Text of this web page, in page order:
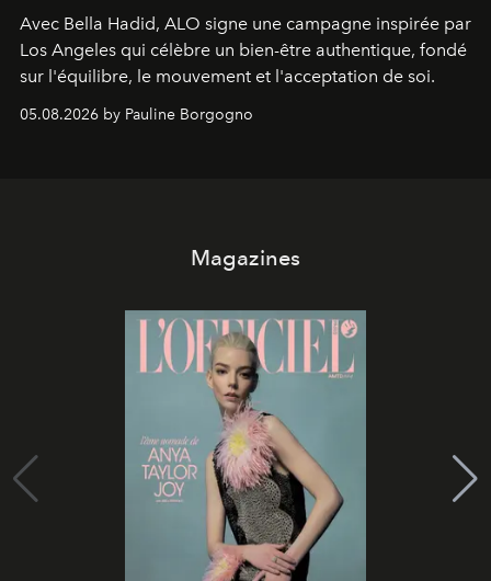
Avec Bella Hadid, ALO signe une campagne inspirée par
Los Angeles qui célèbre un bien-être authentique, fondé
sur l'équilibre, le mouvement et l'acceptation de soi.
05.08.2026 by Pauline Borgogno
Magazines